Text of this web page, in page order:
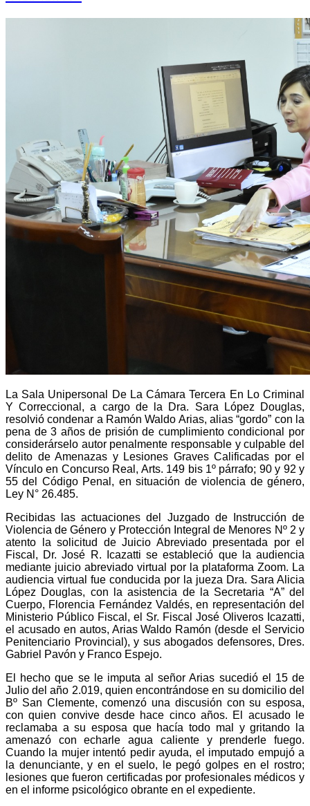
La Sala Unipersonal De La Cámara Tercera En Lo Criminal
Y Correccional, a cargo de la Dra. Sara López Douglas,
resolvió condenar a Ramón Waldo Arias, alias “gordo” con la
pena de 3 años de prisión de cumplimiento condicional por
considerárselo autor penalmente responsable y culpable del
delito de Amenazas y Lesiones Graves Calificadas por el
Vínculo en Concurso Real, Arts. 149 bis 1º párrafo; 90 y 92 y
55 del Código Penal, en situación de violencia de género,
Ley N° 26.485.
Recibidas las actuaciones del Juzgado de Instrucción de
Violencia de Género y Protección Integral de Menores Nº 2 y
atento la solicitud de Juicio Abreviado presentada por el
Fiscal, Dr. José R. Icazatti se estableció que la audiencia
mediante juicio abreviado virtual por la plataforma Zoom. La
audiencia virtual fue conducida por la jueza Dra. Sara Alicia
López Douglas, con la asistencia de la Secretaria “A” del
Cuerpo, Florencia Fernández Valdés, en representación del
Ministerio Público Fiscal, el Sr. Fiscal José Oliveros Icazatti,
el acusado en autos, Arias Waldo Ramón (desde el Servicio
Penitenciario Provincial), y sus abogados defensores, Dres.
Gabriel Pavón y Franco Espejo.
El hecho que se le imputa al señor Arias sucedió el 15 de
Julio del año 2.019, quien encontrándose en su domicilio del
Bº San Clemente, comenzó una discusión con su esposa,
con quien convive desde hace cinco años. El acusado le
reclamaba a su esposa que hacía todo mal y gritando la
amenazó con echarle agua caliente y prenderle fuego.
Cuando la mujer intentó pedir ayuda, el imputado empujó a
la denunciante, y en el suelo, le pegó golpes en el rostro;
lesiones que fueron certificadas por profesionales médicos y
en el informe psicológico obrante en el expediente.